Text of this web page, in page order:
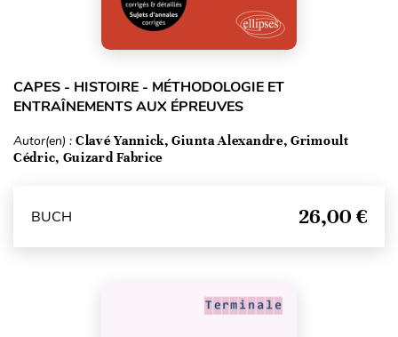
CAPES - HISTOIRE - MÉTHODOLOGIE ET
ENTRAÎNEMENTS AUX ÉPREUVES
Autor(en) : Clavé Yannick, Giunta Alexandre, Grimoult
Cédric, Guizard Fabrice
BUCH 26,00 €